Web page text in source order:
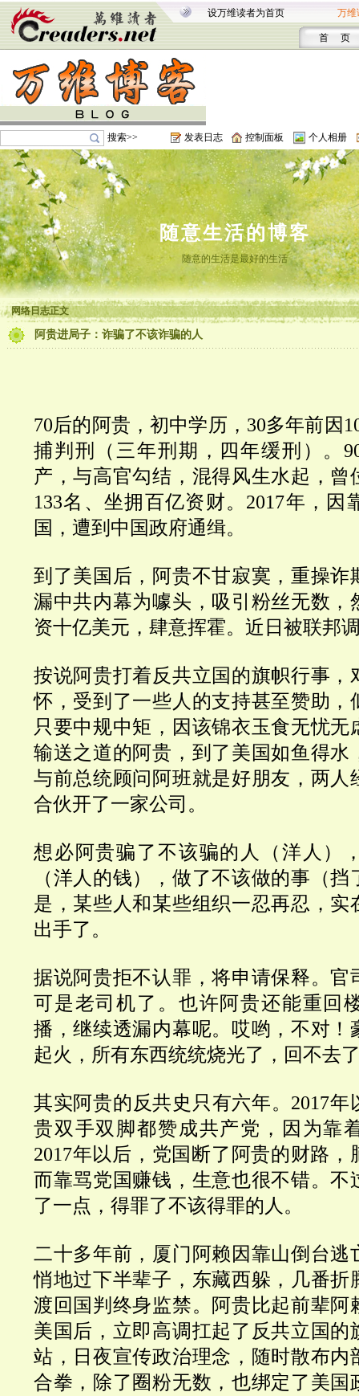
设万维读者为首页 万维
首 页
搜索>> 发表日志 控制面板 个人相册
随意生活的博客
随意的生活是最好的生活
网络日志正文
阿贵进局子：诈骗了不该诈骗的人
70后的阿贵，初中学历， 30多年前因
捕判刑（三年刑期，四年缓刑）。
产，与高官勾结，混得风生水起，曾
133名、坐拥百亿资财。 2017年，因
国，遭到中国政府通缉。
到了美国后，阿贵不甘寂寞，重操诈
漏中共内幕为噱头，吸引粉丝无数，
资十亿美元，肆意挥霍。近日被联邦
按说阿贵打着反共立国的旗帜行事，
怀，受到了一些人的支持甚至赞助，
只要中规中矩，因该锦衣玉食无忧无
输送之道的阿贵，到了美国如鱼得水
与前总统顾问阿班就是好朋友，两人
合伙开了一家公司。
想必阿贵骗了不该骗的人（洋人）
（洋人的钱），做了不该做的事（
是，某些人和某些组织一忍再忍，实
出手了。
据说阿贵拒不认罪，将申请保释。官
可是老司机了。也许阿贵还能重回
播，继续透漏内幕呢。哎哟，不对！
起火，所有东西统统烧光了，回不去
其实阿贵的反共史只有六年。2017年
贵双手双脚都赞成共产党，因为靠
2017年以后，党国断了阿贵的财路
而靠骂党国赚钱，生意也很不错。不
了一点，得罪了不该得罪的人。
二十多年前，厦门阿赖因靠山倒台逃
悄地过下半辈子，东藏西躲，几番折
渡回国判终身监禁。
阿贵比起前辈阿
美国后，立即高调扛起了反共立国的
站，日夜宣传政治理念，随时散布内
合拳，除了圈粉无数，也绑定了美国